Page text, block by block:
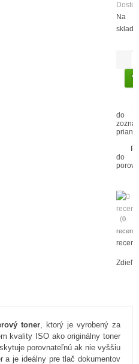
Na
sklade
do
prianí
do
(0
toner, ktorý je vyrobený za
kvality ISO ako originálny toner
porovnateľnú ak nie vyššiu
a je ideálny pre tlač dokumentov